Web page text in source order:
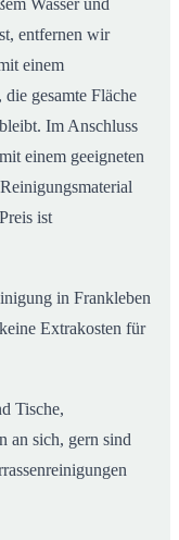
Wasser und
entfernen wir
einem
gesamte Fläche
Im Anschluss
einem geeigneten
ist
in Frankleben
Extrakosten für
Tische,
an sich, gern sind